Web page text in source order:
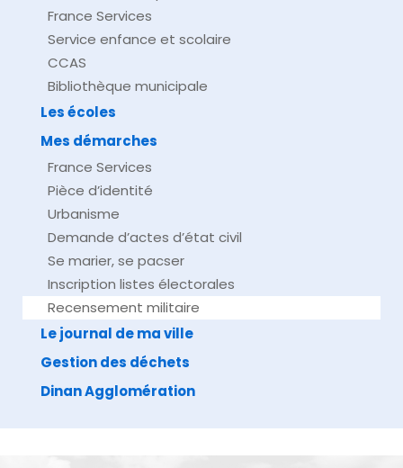
France Services
Service enfance et scolaire
CCAS
Bibliothèque municipale
Les écoles
Mes démarches
France Services
Pièce d’identité
Urbanisme
Demande d’actes d’état civil
Se marier, se pacser
Inscription listes électorales
Recensement militaire
Le journal de ma ville
Gestion des déchets
Dinan Agglomération